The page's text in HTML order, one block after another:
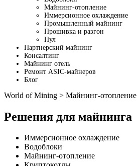
Майнинг-отопление
Иммерсионное охлаждение
Промышленный майнинг
Прошивка и разгон
Пул
Партнерский майнинг
Консалтинг
Майнинг отель
Ремонт ASIC-майнеров
Блог
World of Mining > Майнинг-отопление
Решения для майнинга
Иммерсионное охлаждение
Водоблоки
Майнинг-отопление